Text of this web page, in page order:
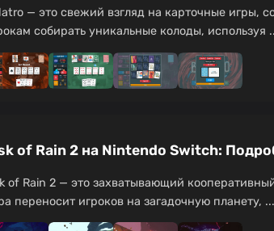
— это свежий взгляд на карточные игры,
собирать уникальные колоды, используя
of Rain 2 на Nintendo Switch:
of Rain 2 — это захватывающий
переносит игроков на загадочную планету, ...